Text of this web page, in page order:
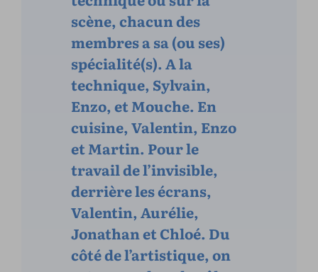
scène, chacun des
membres a sa (ou ses)
spécialité(s). A la
technique, Sylvain,
Enzo, et Mouche. En
cuisine, Valentin, Enzo
et Martin. Pour le
travail de l’invisible,
derrière les écrans,
Valentin, Aurélie,
Jonathan et Chloé. Du
côté de l’artistique, on